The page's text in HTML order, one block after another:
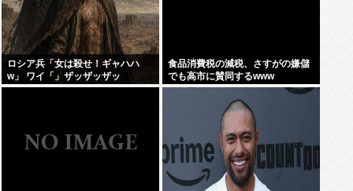
ロシア兵「女は殺せ！ギャハハ
w」 ワイ「」ザッザッザッ
食品消費税の減税、さすがの嫌儲
でも高市に賛同するwww